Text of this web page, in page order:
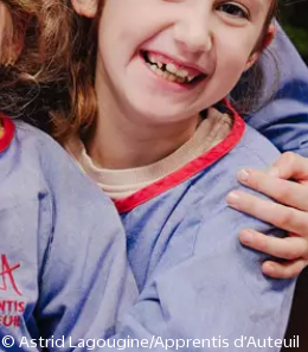
© Astrid Lagougine/Apprentis d’Auteuil